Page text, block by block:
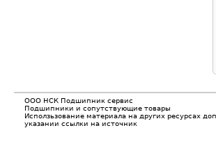
ООО НСК Подшипник сервис
Подшипники и сопутствующие товары
Исползьзование материала на других ресурсах
указании ссылки на источник